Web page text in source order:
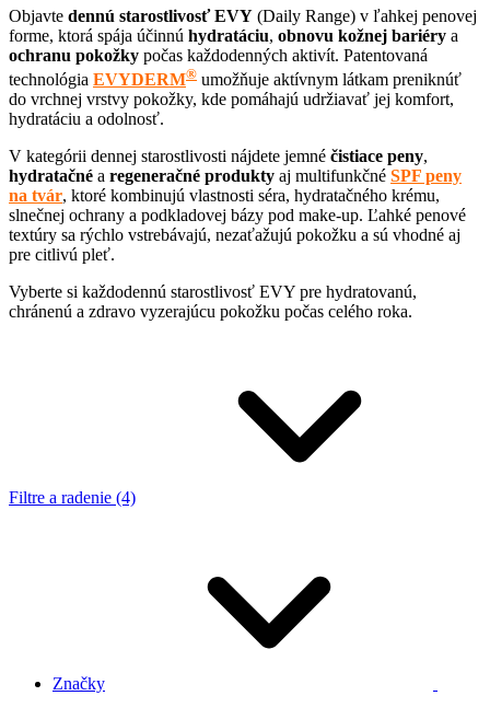
Objavte dennú starostlivosť EVY (Daily Range) v ľahkej penovej
forme, ktorá spája účinnú hydratáciu, obnovu kožnej bariéry a
ochranu pokožky počas každodenných aktivít. Patentovaná
technológia EVYDERM® umožňuje aktívnym látkam preniknúť
do vrchnej vrstvy pokožky, kde pomáhajú udržiavať jej komfort,
hydratáciu a odolnosť.
V kategórii dennej starostlivosti nájdete jemné čistiace peny,
hydratačné a regeneračné produkty aj multifunkčné SPF peny
na tvár, ktoré kombinujú vlastnosti séra, hydratačného krému,
slnečnej ochrany a podkladovej bázy pod make-up. Ľahké penové
textúry sa rýchlo vstrebávajú, nezaťažujú pokožku a sú vhodné aj
pre citlivú pleť.
Vyberte si každodennú starostlivosť EVY pre hydratovanú,
chránenú a zdravo vyzerajúcu pokožku počas celého roka.
Filtre a radenie (4)
Značky